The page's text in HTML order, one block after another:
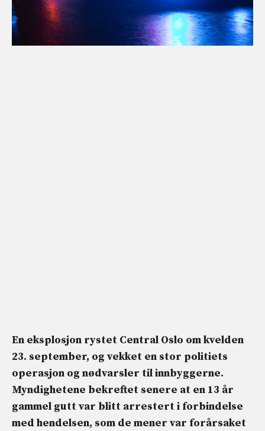
En eksplosjon rystet Central Oslo om kvelden
23. september, og vekket en stor politiets
operasjon og nødvarsler til innbyggerne.
Myndighetene bekreftet senere at en 13 år
gammel gutt var blitt arrestert i forbindelse
med hendelsen, som de mener var forårsaket